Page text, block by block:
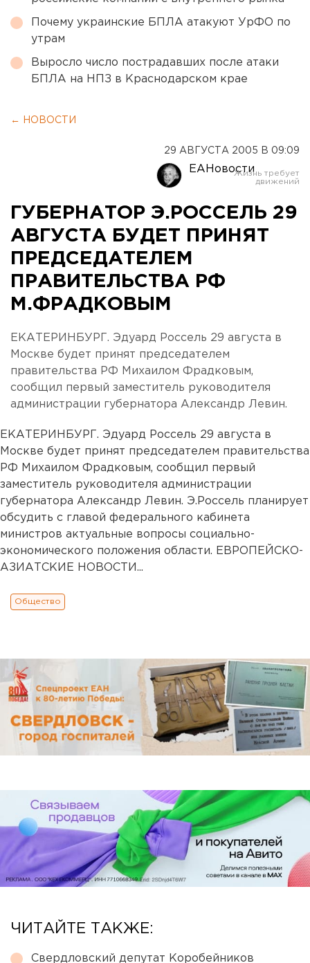
Почему украинские БПЛА атакуют УрФО по
утрам
Выросло число пострадавших после атаки
БПЛА на НПЗ в Краснодарском крае
← НОВОСТИ
29 АВГУСТА 2005 В 09:09
ЕАНовости
ГУБЕРНАТОР Э.РОССЕЛЬ 29
АВГУСТА БУДЕТ ПРИНЯТ
ПРЕДСЕДАТЕЛЕМ
ПРАВИТЕЛЬСТВА РФ
М.ФРАДКОВЫМ
ЕКАТЕРИНБУРГ. Эдуард Россель 29 августа в
Москве будет принят председателем
правительства РФ Михаилом Фрадковым,
сообщил первый заместитель руководителя
администрации губернатора Александр Левин.
ЕКАТЕРИНБУРГ. Эдуард Россель 29 августа в
Москве будет принят председателем правительства
РФ Михаилом Фрадковым, сообщил первый
заместитель руководителя администрации
губернатора Александр Левин. Э.Россель планирует
обсудить с главой федерального кабинета
министров актуальные вопросы социально-
экономического положения области. ЕВРОПЕЙСКО-
АЗИАТСКИЕ НОВОСТИ...
Общество
ЧИТАЙТЕ ТАКЖЕ:
Свердловский депутат Коробейников